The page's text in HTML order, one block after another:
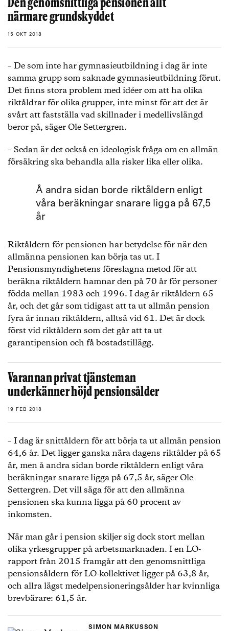
Den genomsnittliga pensionen allt
närmare grundskyddet
15 OKT 2018
– De som inte har gymnasieutbildning i dag är inte
samma grupp som saknade gymnasieutbildning förut.
Det finns stora problem med idéer om att ha olika
riktåldrar för olika grupper, inte minst för att det är
svårt att fastställa vad skillnader i medellivslängd
beror på, säger Ole Settergren.
– Sedan är det också en ideologisk fråga om en allmän
försäkring ska behandla alla risker lika eller olika.
Å andra sidan borde riktåldern enligt
våra beräkningar snarare ligga på 67,5
år
Riktåldern för pensionen har betydelse för när den
allmänna pensionen kan börja tas ut. I
Pensionsmyndighetens föreslagna metod för att
beräkna riktåldern hamnar den på 70 år för personer
födda mellan 1983 och 1996. I dag är riktåldern 65
år, och det går som tidigast att ta ut allmän pension
fyra år innan riktåldern, alltså vid 61. Det är dock
först vid riktåldern som det går att ta ut
garantipension och få bostadstillägg.
Varannan privat tjänsteman
underkänner höjd pensionsålder
19 FEB 2018
– I dag är snittåldern för att börja ta ut allmän pension
64,6 år. Det ligger ganska nära dagens riktålder på 65
år, men å andra sidan borde riktåldern enligt våra
beräkningar snarare ligga på 67,5 år, säger Ole
Settergren. Det vill säga för att den allmänna
pensionen ska kunna ligga på 60 procent av
inkomsten.
När man går i pension skiljer sig dock stort mellan
olika yrkesgrupper på arbetsmarknaden. I en LO-
rapport från 2015 framgår att den genomsnittliga
pensionsåldern för LO-kollektivet ligger på 63,8 år,
och allra lägst medelpensioneringsålder har kvinnliga
brevbärare: 61,5 år.
SIMON MARKUSSON